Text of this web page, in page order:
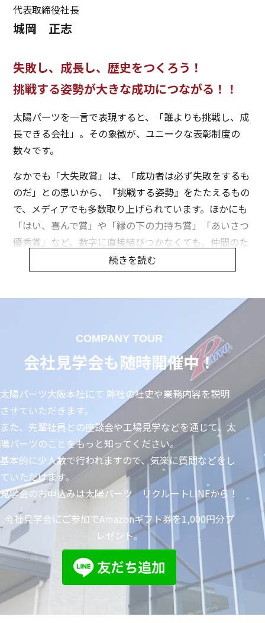
代表取締役社長
城岡 正志
失敗し、成長し、歴史をつくろう！
挑戦する姿勢が大きな成功につながる！！
太陽パーツを一言で表現すると、「誰よりも挑戦し、成
長できる会社」。その象徴が、ユニークな表彰制度の
数々です。
なかでも「大失敗賞」は、「成功者は必ず失敗をするも
のだ」との思いから、『挑戦する姿勢』をたたえるもの
で、メディアでも多数取り上げられています。ほかにも
「はい、喜んで賞」や「縁の下の力持ち賞」「あいさつ
優秀賞」など、数字に直接結びつかなくても、仲間のた
め、組織の中で少しでも自分を活かそうとする『頑張
り』を見逃さず、表彰する仕組みを整えています。
太陽パーツは、機械部品や住宅設備機器、医療機器をは
じめとする幅広い製品の設計から開発・販売まで行うメ
ーカー機能とお客様のニーズにお応えする商社機能を併
せ持ったモノづくり集団です。取り扱うアイテム数は2
万点を超え、取引先は一部上場の大手企業を含む650社
以上。キッチンのレンジフードや水栓カラン、高速道路
の標示板、歯科機器や病院の透析機器など、皆さんの身
の回りにも、実はたくさんの当社製品が使われているの
です。普段はあまり見かけない産業機器向けの部品も多
く開発・提供しており、まさに社会インフラや日々の暮
らしを支える企業だと言えます。製販一体だからこそ、
お客様の声を反映させながら製造工程を効率化し、低コ
ストで高機能な製品が提供できるのです。今後は、さら
に海外からの調達を強化しラインナップの拡充を図ると
ともに、半導体など産業機器や医療機器分野での存在感
を一層高めていきたいと考えています。
私の目標は、「太陽パーツで働いてよかった！」と従業
員の皆が思える会社にしていくこと。多くの人が一番長
い時間を仕事に費やすだけに、「仕事は楽しい時間」だ
続きを読む
COMPANY TOUR
会社見学会も随時開催中！
太陽パーツ大阪本社にて 弊社の社史や業務内容を説明
させていただきます。
また、先輩社員との座談会や工場見学などを通じて、太
陽パーツのことをもっと知ってください。
基本的に少人数で行われますので、気楽に質問などをし
ていただけます。
見学会のお申込みは太陽パーツ リクルートLINEから！
会社見学会にご参加でAmazonギフト券を1,000円分プ
レゼント。